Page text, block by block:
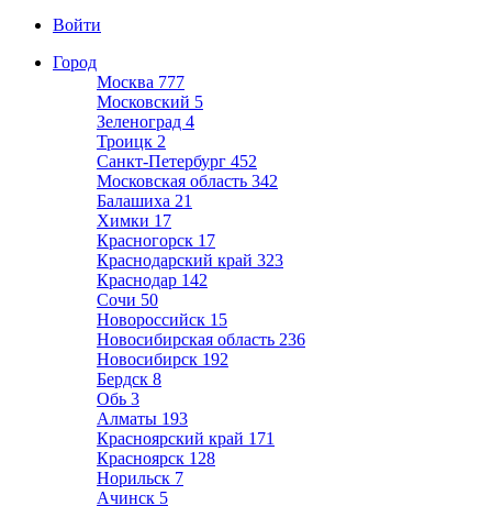
Войти
Город
Москва 777
Московский 5
Зеленоград 4
Троицк 2
Санкт-Петербург 452
Московская область 342
Балашиха 21
Химки 17
Красногорск 17
Краснодарский край 323
Краснодар 142
Сочи 50
Новороссийск 15
Новосибирская область 236
Новосибирск 192
Бердск 8
Обь 3
Алматы 193
Красноярский край 171
Красноярск 128
Норильск 7
Ачинск 5